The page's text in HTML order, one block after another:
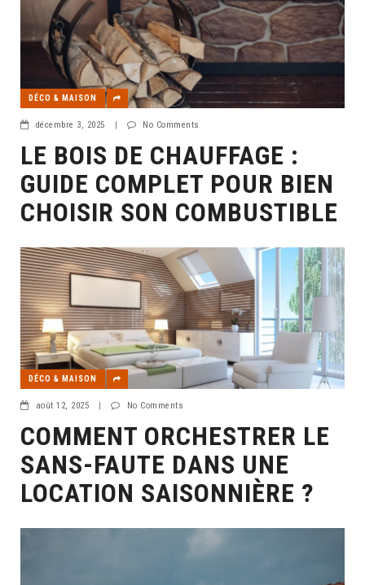
DÉCO & MAISON
décembre 3, 2025 | No Comments
LE BOIS DE CHAUFFAGE :
GUIDE COMPLET POUR BIEN
CHOISIR SON COMBUSTIBLE
DÉCO & MAISON
août 12, 2025 | No Comments
COMMENT ORCHESTRER LE
SANS-FAUTE DANS UNE
LOCATION SAISONNIÈRE ?